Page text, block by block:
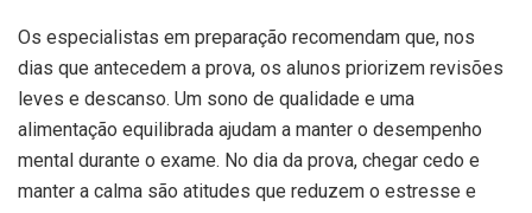
Os especialistas em preparação recomendam que, nos
dias que antecedem a prova, os alunos priorizem revisões
leves e descanso. Um sono de qualidade e uma
alimentação equilibrada ajudam a manter o desempenho
mental durante o exame. No dia da prova, chegar cedo e
manter a calma são atitudes que reduzem o estresse e